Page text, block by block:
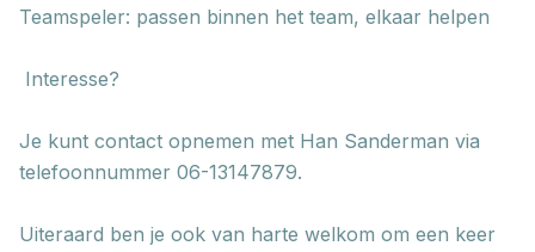
Teamspeler: passen binnen het team, elkaar helpen
Interesse?
Je kunt contact opnemen met Han Sanderman via
telefoonnummer 06-13147879.
Uiteraard ben je ook van harte welkom om een keer